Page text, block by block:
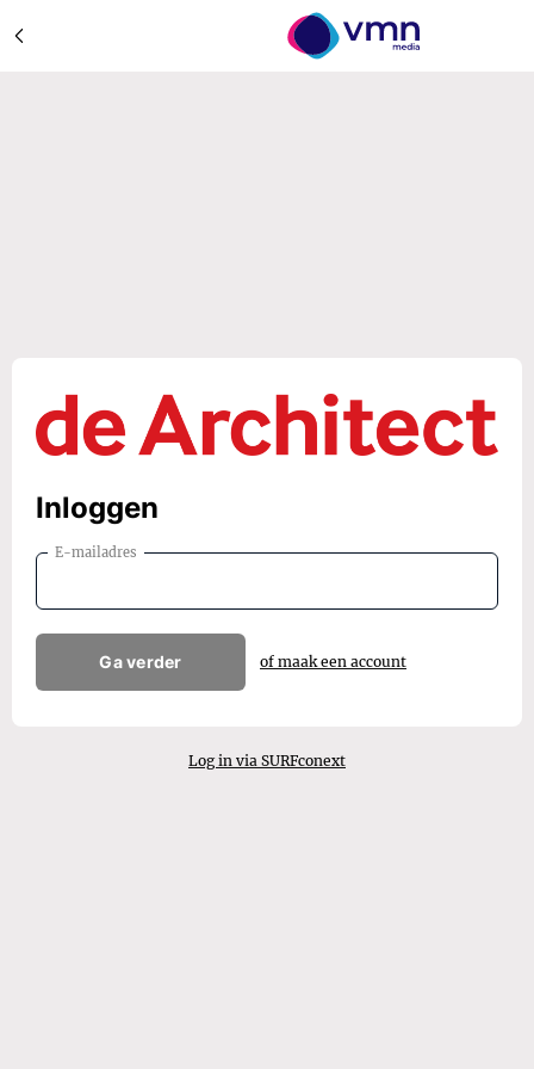
Inloggen
E-mailadres
Ga verder of maak een account
Log in via SURFconext